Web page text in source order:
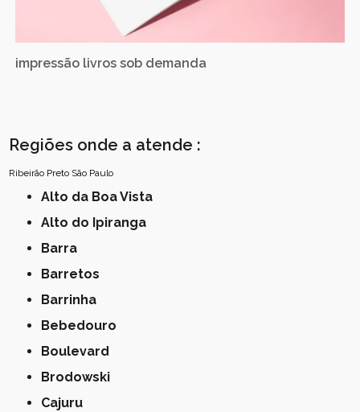
impressão livros sob demanda
Regiões onde a atende :
Ribeirão Preto São Paulo
Alto da Boa Vista
Alto do Ipiranga
Barra
Barretos
Barrinha
Bebedouro
Boulevard
Brodowski
Cajuru